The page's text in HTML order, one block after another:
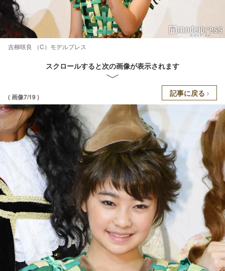
吉柳咲良 （C）モデルプレス
スクロールすると次の画像が表示されます
( 画像7/19 ) 記事に戻る